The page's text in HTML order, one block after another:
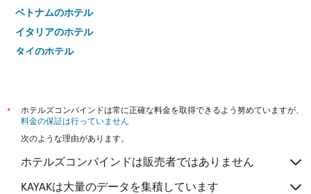
ベトナムのホテル
イタリアのホテル
タイのホテル
*
ホテルズコンバインドは常に正確な料金を取得できるよう努めていますが、
料金の保証は行っていません
次のような理由があります。
ホテルズコンバインドは販売者ではありません
KAYAKは大量のデータを集積しています